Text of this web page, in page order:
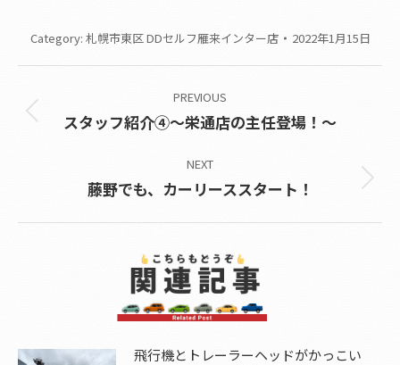
Category: 札幌市東区 DDセルフ雁来インター店 2022年1月15日
navigation
PREVIOUS
Previous
スタッフ紹介④～栄通店の主任登場！～
NEXT
Next
藤野でも、カーリーススタート！
飛行機とトレーラーヘッドがかっこい